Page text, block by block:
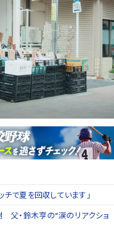
チで夏を回収しています」
父・鈴木亨の“涙のリアクショ